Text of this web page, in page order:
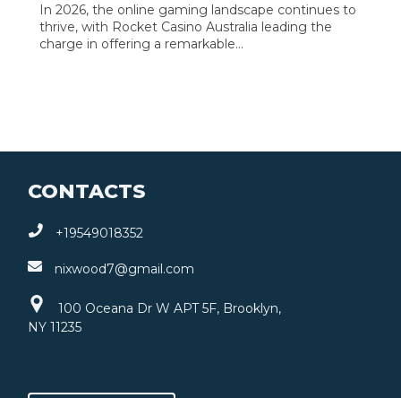
In 2026, the online gaming landscape continues to
thrive, with Rocket Casino Australia leading the
charge in offering a remarkable…
CONTACTS
+19549018352
nixwood7@gmail.com
100 Oceana Dr W APT 5F, Brooklyn,
NY 11235